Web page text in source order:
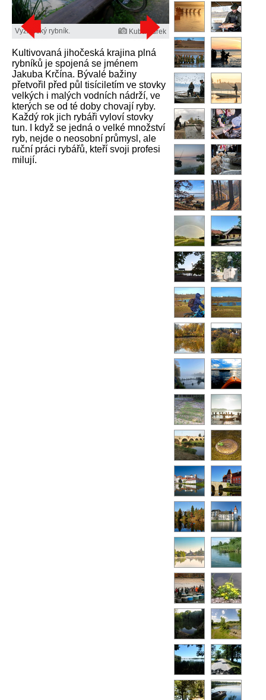
Vyžlovský rybník. Kuba Turek
Kultivovaná jihočeská krajina plná
rybníků je spojená se jménem
Jakuba Krčína. Bývalé bažiny
přetvořil před půl tisíciletím ve stovky
velkých i malých vodních nádrží, ve
kterých se od té doby chovají ryby.
Každý rok jich rybáři vyloví stovky
tun. I když se jedná o velké množství
ryb, nejde o neosobní průmysl, ale
ruční práci rybářů, kteří svoji profesi
milují.